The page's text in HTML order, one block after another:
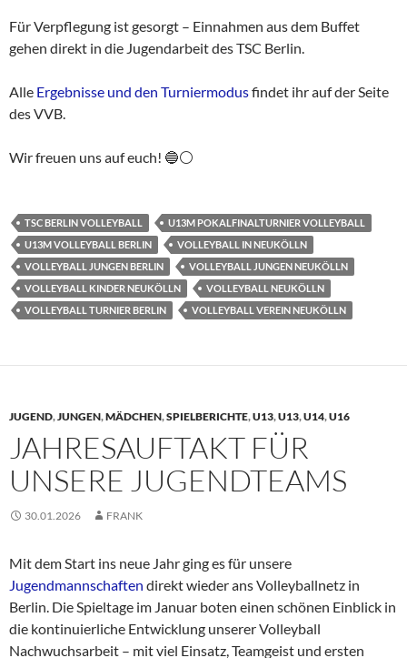
Für Verpflegung ist gesorgt – Einnahmen aus dem Buffet
gehen direkt in die Jugendarbeit des TSC Berlin.
Alle Ergebnisse und den Turniermodusfindet ihr auf der Seite
des VVB.
Wir freuen uns auf euch! 🔵⚪️
TSC BERLIN VOLLEYBALL
U13M POKALFINALTURNIER VOLLEYBALL
U13M VOLLEYBALL BERLIN
VOLLEYBALL IN NEUKÖLLN
VOLLEYBALL JUNGEN BERLIN
VOLLEYBALL JUNGEN NEUKÖLLN
VOLLEYBALL KINDER NEUKÖLLN
VOLLEYBALL NEUKÖLLN
VOLLEYBALL TURNIER BERLIN
VOLLEYBALL VEREIN NEUKÖLLN
JUGEND,JUNGEN,MÄDCHEN,SPIELBERICHTE,U13,U13,U14,U16
JAHRESAUFTAKT FÜR
UNSERE JUGENDTEAMS
30.01.2026 FRANK
Mit dem Start ins neue Jahr ging es für unsere
Jugendmannschaften direkt wieder ans Volleyballnetz in
Berlin. Die Spieltage im Januar boten einen schönen Einblick in
die kontinuierliche Entwicklung unserer Volleyball
Nachwuchsarbeit – mit viel Einsatz, Teamgeist und ersten